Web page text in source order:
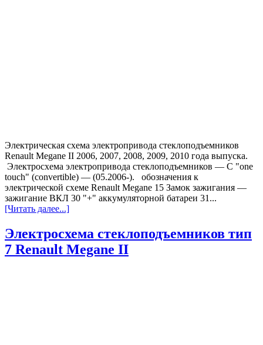
Электрическая схема электропривода стеклоподъемников
Renault Megane II 2006, 2007, 2008, 2009, 2010 года выпуска.
Электросхема электропривода стеклоподъемников — С "one
touch" (convertible) — (05.2006-). обозначения к
электрической схеме Renault Megane 15 Замок зажигания —
зажигание ВКЛ 30 "+" аккумуляторной батареи 31...
[Читать далее...]
Электросхема стеклоподъемников тип
7 Renault Megane II